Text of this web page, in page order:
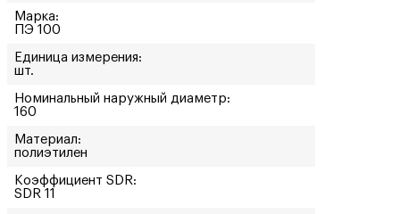
Марка:
ПЭ 100
Единица измерения:
шт.
Номинальный наружный диаметр:
160
Материал:
полиэтилен
Коэффициент SDR:
SDR 11